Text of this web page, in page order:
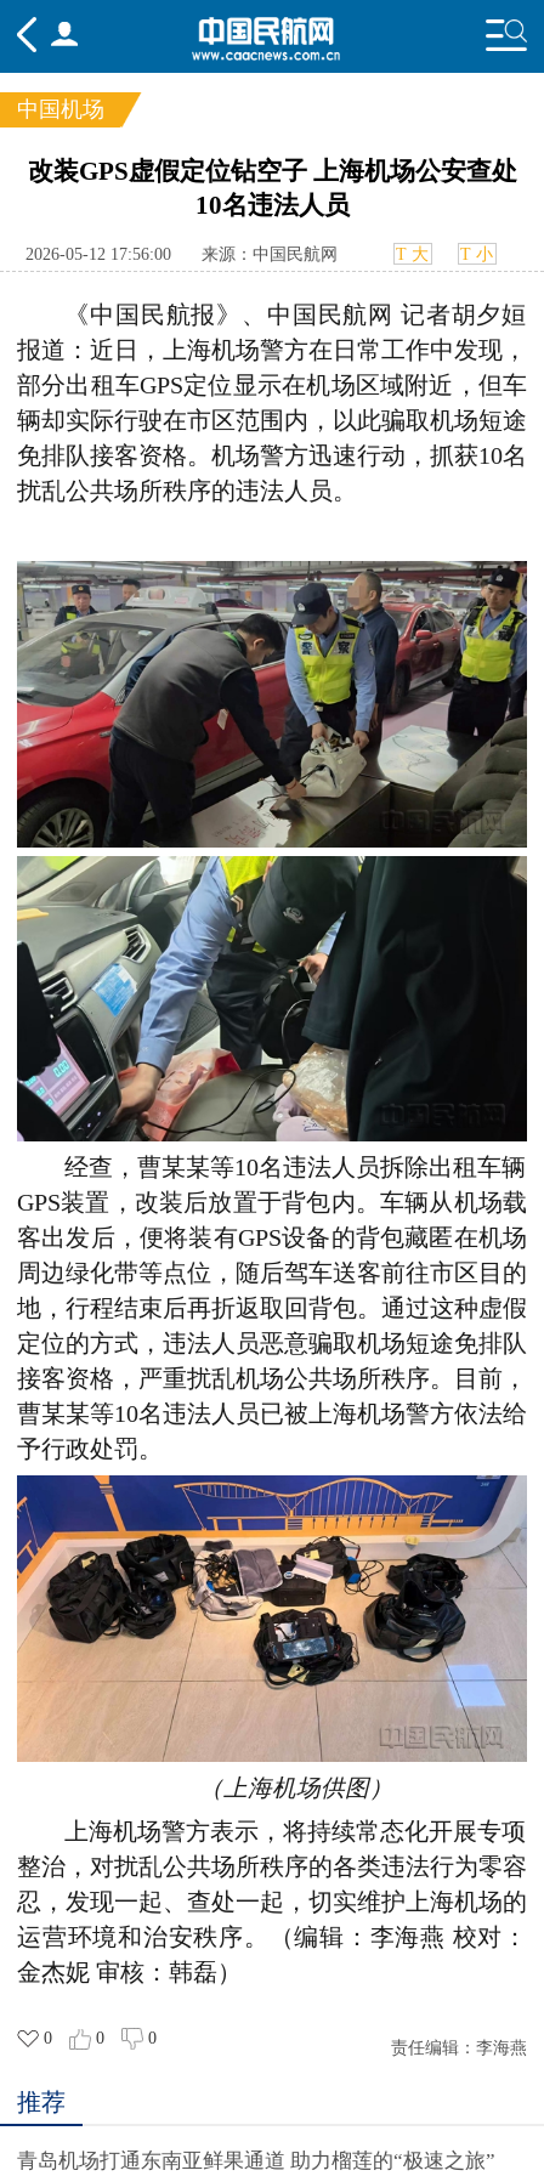
频道
国内
航图 智库 专题 舆情
中国机场
改装GPS虚假定位钻空子 上海机场公安查处
10名违法人员
2026-05-12 17:56:00 来源：中国民航网 T 大 T 小
《中国民航报》、中国民航网 记者胡夕姮
报道：近日，上海机场警方在日常工作中发现，
部分出租车GPS定位显示在机场区域附近，但车
辆却实际行驶在市区范围内，以此骗取机场短途
免排队接客资格。机场警方迅速行动，抓获10名
扰乱公共场所秩序的违法人员。
经查，曹某某等10名违法人员拆除出租车辆
GPS装置，改装后放置于背包内。车辆从机场载
客出发后，便将装有GPS设备的背包藏匿在机场
周边绿化带等点位，随后驾车送客前往市区目的
地，行程结束后再折返取回背包。通过这种虚假
定位的方式，违法人员恶意骗取机场短途免排队
接客资格，严重扰乱机场公共场所秩序。目前，
曹某某等10名违法人员已被上海机场警方依法给
予行政处罚。
（上海机场供图）
上海机场警方表示，将持续常态化开展专项
整治，对扰乱公共场所秩序的各类违法行为零容
忍，发现一起、查处一起，切实维护上海机场的
运营环境和治安秩序。（编辑：李海燕 校对：
金杰妮 审核：韩磊）
0 0 0
责任编辑： 李海燕
推荐
青岛机场打通东南亚鲜果通道 助力榴莲的“极速之旅”